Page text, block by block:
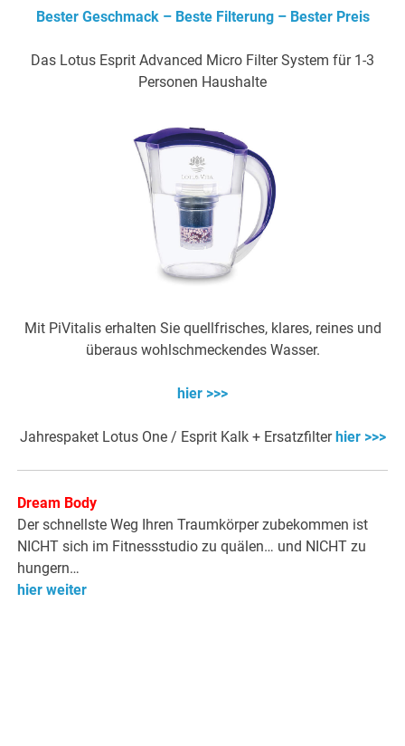
Bester Geschmack – Beste Filterung – Bester Preis
Das Lotus Esprit Advanced Micro Filter System für 1-3
Personen Haushalte
Mit PiVitalis erhalten Sie quellfrisches, klares, reines und
überaus wohlschmeckendes Wasser.
hier >>>
Jahrespaket Lotus One / Esprit Kalk + Ersatzfilterhier >>>
Dream Body
Der schnellste Weg Ihren Traumkörper zubekommen ist
NICHT sich im Fitnessstudio zu quälen… und NICHT zu
hungern…
hier weiter